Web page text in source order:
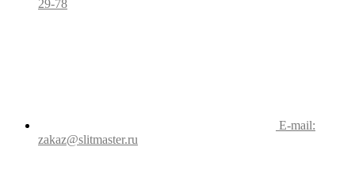
29-78
E-mail:
zakaz@slitmaster.ru